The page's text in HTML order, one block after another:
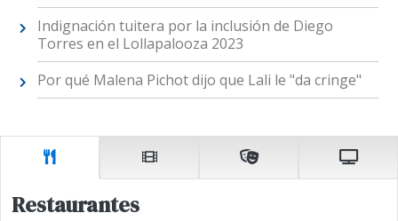
Indignación tuitera por la inclusión de Diego
Torres en el Lollapalooza 2023
Por qué Malena Pichot dijo que Lali le "da cringe"
Restaurantes